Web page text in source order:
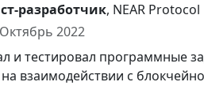
разработчик, NEAR Protocol
2022
и тестировал программные
взаимодействии с